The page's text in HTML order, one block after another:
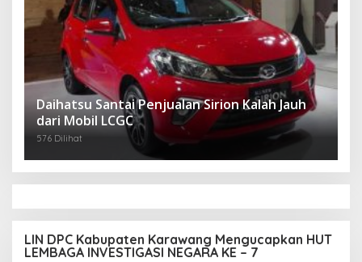
Daihatsu Santai Penjualan Sirion Kalah Jauh
dari Mobil LCGC
576 Dilihat
LIN DPC Kabupaten Karawang Mengucapkan HUT
LEMBAGA INVESTIGASI NEGARA KE – 7